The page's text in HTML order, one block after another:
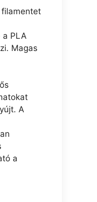
filamentet
a PLA
Magas
A
a